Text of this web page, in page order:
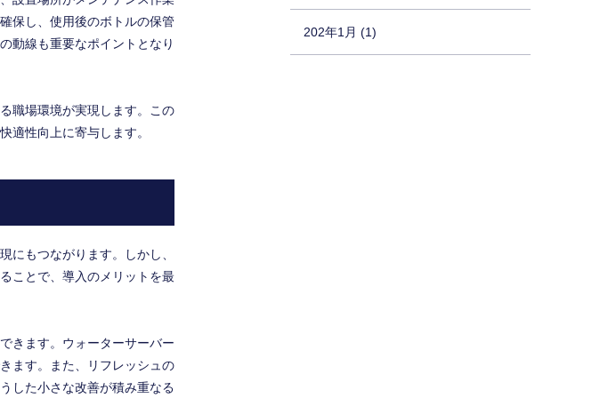
保し、使用後のボトルの保管
動線も重要なポイントとなり
職場環境が実現します。この
適性向上に寄与します。
にもつながります。しかし、
ことで、導入のメリットを最
きます。ウォーターサーバー
ます。また、リフレッシュの
した小さな改善が積み重なる
202年1月 (1)